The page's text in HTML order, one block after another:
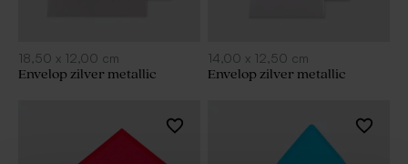
18,50 x 12,00 cm
Envelop zilver metallic
14,00 x 12,50 cm
Envelop zilver metallic